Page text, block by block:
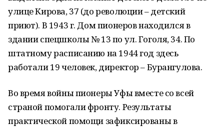
улице Кирова, 37 (до революции – детский
приют). В 1943 г. Дом пионеров находился в
здании спецшколы № 13 по ул. Гоголя, 34. По
штатному расписанию на 1944 год здесь
работали 19 человек, директор – Бурангулова.
Во время войны пионеры Уфы вместе со всей
страной помогали фронту. Результаты
практической помощи зафиксированы в